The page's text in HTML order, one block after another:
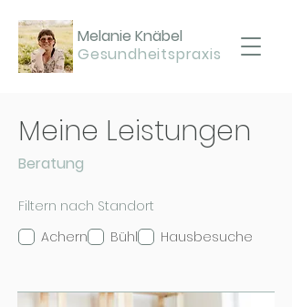
Gesundheitspraxis
Melanie Knäbel
Meine Leistungen
Beratung
Filtern nach Standort
Achern
Bühl Hausbesuche